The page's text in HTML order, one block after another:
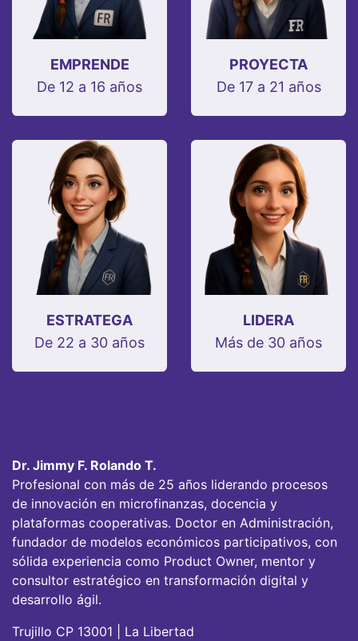
EMPRENDE
De 12 a 16 años
PROYECTA
De 17 a 21 años
ESTRATEGA
De 22 a 30 años
LIDERA
Más de 30 años
Dr. Jimmy F. Rolando T.
Profesional con más de 25 años liderando procesos
de innovación en microfinanzas, docencia y
plataformas cooperativas. Doctor en Administración,
fundador de modelos económicos participativos, con
sólida experiencia como Product Owner, mentor y
consultor estratégico en transformación digital y
desarrollo ágil.
Trujillo CP 13001 | La Libertad